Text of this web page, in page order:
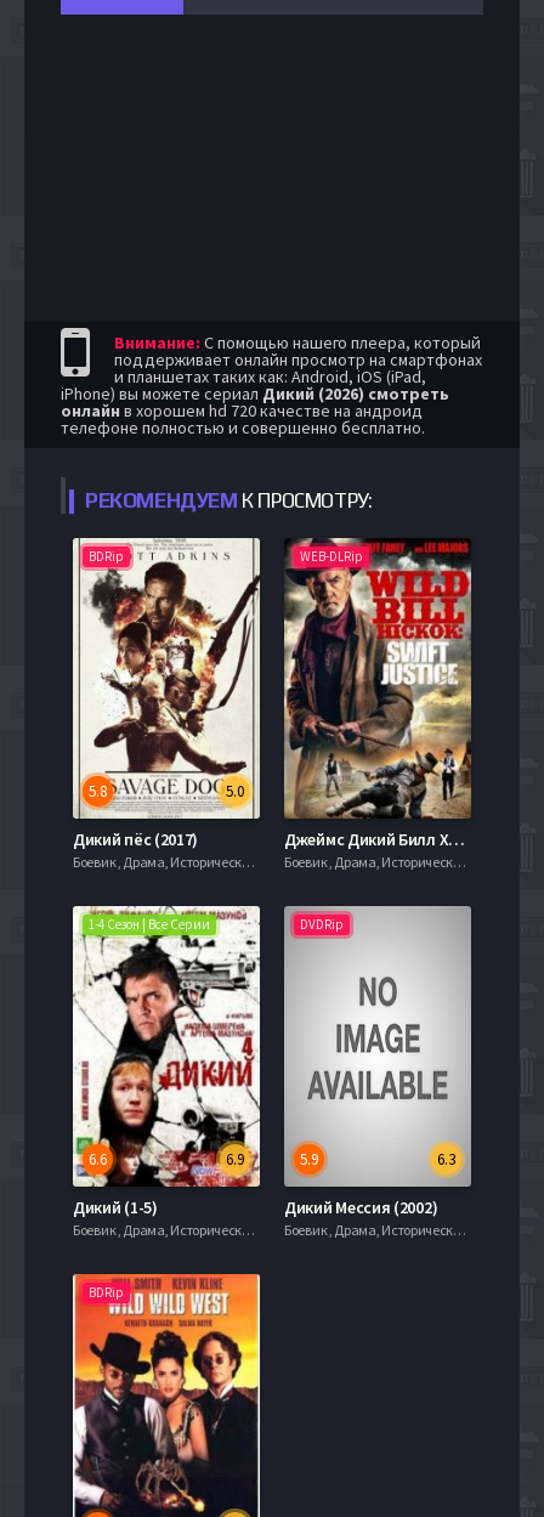
Внимание: С помощью нашего плеера, который
поддерживает онлайн просмотр на смартфонах
и планшетах таких как: Android, iOS (iPad,
iPhone) вы можете сериал Дикий (2026) смотреть
онлайн в хорошем hd 720 качестве на андроид
телефоне полностью и совершенно бесплатно.
РЕКОМЕНДУЕМ К ПРОСМОТРУ:
BDRip
5.0
5.8
Дикий пёс (2017)
Боевик , Драма, Исторические, 720hd, mobilen,
WEB-DLRip
Джеймс Дикий Билл Хикок: Быстрое Правосудие (2015)
Боевик , Драма, Исторические, 720hd, mobilen,
1-4 Сезон | Все Серии
6.9
6.6
Дикий (1-5)
Боевик , Драма, Исторические, 720hd, mobilen,
DVDRip
6.3
5.9
Дикий Мессия (2002)
Боевик , Драма, Исторические, 720hd, mobilen,
BDRip